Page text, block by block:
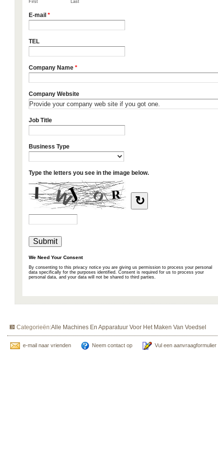
Categorieën:Alle Machines En Apparatuur Voor Het Maken Van Voedsel
e-mail naar vrienden Neem contact op Vul een aanvraagformulier